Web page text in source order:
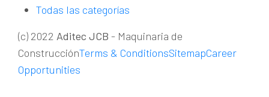
Todas las categorías
(c) 2022 Aditec JCB - Maquinaria de
ConstrucciónTerms & ConditionsSitemapCareer
Opportunities